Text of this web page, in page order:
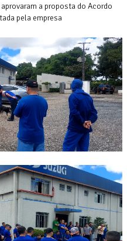
a proposta do Acordo
pela empresa